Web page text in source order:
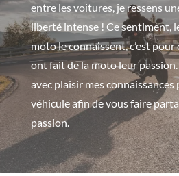
entre les voitures, je ressens
liberté intense ! Ce sentiment,
moto le connaissent, c’est pour
ont fait de la moto leur
avec plaisir mes connaissances
véhicule afin de vous faire
passion.